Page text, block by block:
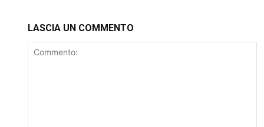
LASCIA UN COMMENTO